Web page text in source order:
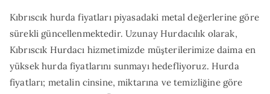
Kıbrıscık hurda fiyatları piyasadaki metal değerlerine göre
sürekli güncellenmektedir. Uzunay Hurdacılık olarak,
Kıbrıscık Hurdacı hizmetimizde müşterilerimize daima en
yüksek hurda fiyatlarını sunmayı hedefliyoruz. Hurda
fiyatları; metalin cinsine, miktarına ve temizliğine göre